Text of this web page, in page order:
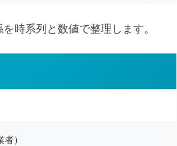
時系列と数値で整理します。
）